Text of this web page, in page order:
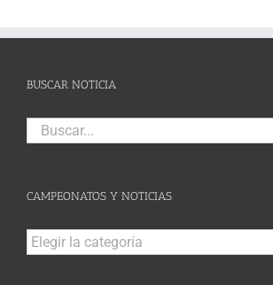
BUSCAR NOTICIA
Buscar:
CAMPEONATOS Y NOTICIAS
Campeonatos
y